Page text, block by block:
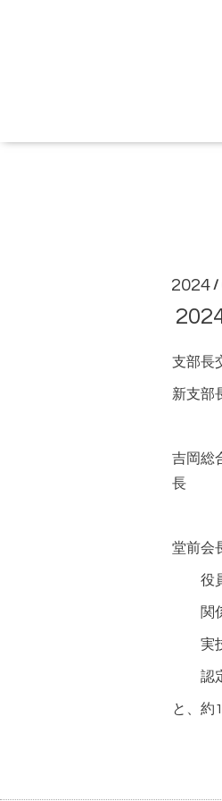
2024 /
支部長
新支部
吉岡総
堂前会
役員
関係
実技
認定
と、約